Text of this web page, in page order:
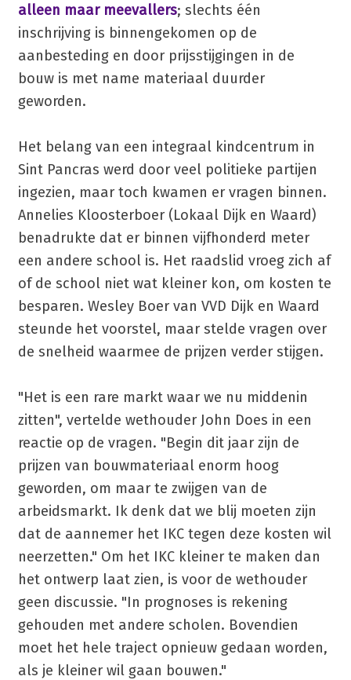
alleen maar meevallers; slechts één
inschrijving is binnengekomen op de
aanbesteding en door prijsstijgingen in de
bouw is met name materiaal duurder
geworden.
Het belang van een integraal kindcentrum in
Sint Pancras werd door veel politieke partijen
ingezien, maar toch kwamen er vragen binnen.
Annelies Kloosterboer (Lokaal Dijk en Waard)
benadrukte dat er binnen vijfhonderd meter
een andere school is. Het raadslid vroeg zich af
of de school niet wat kleiner kon, om kosten te
besparen. Wesley Boer van VVD Dijk en Waard
steunde het voorstel, maar stelde vragen over
de snelheid waarmee de prijzen verder stijgen.
"Het is een rare markt waar we nu middenin
zitten", vertelde wethouder John Does in een
reactie op de vragen. "Begin dit jaar zijn de
prijzen van bouwmateriaal enorm hoog
geworden, om maar te zwijgen van de
arbeidsmarkt. Ik denk dat we blij moeten zijn
dat de aannemer het IKC tegen deze kosten wil
neerzetten." Om het IKC kleiner te maken dan
het ontwerp laat zien, is voor de wethouder
geen discussie. "In prognoses is rekening
gehouden met andere scholen. Bovendien
moet het hele traject opnieuw gedaan worden,
als je kleiner wil gaan bouwen."